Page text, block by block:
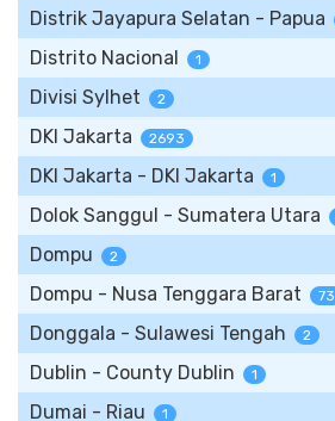
Distrik Jayapura Selatan - Papua
Distrito Nacional 1
Divisi Sylhet 2
DKI Jakarta 2693
DKI Jakarta - DKI Jakarta 1
Dolok Sanggul - Sumatera Utara
Dompu 2
Dompu - Nusa Tenggara Barat 73
Donggala - Sulawesi Tengah 2
Dublin - County Dublin 1
Dumai - Riau 1